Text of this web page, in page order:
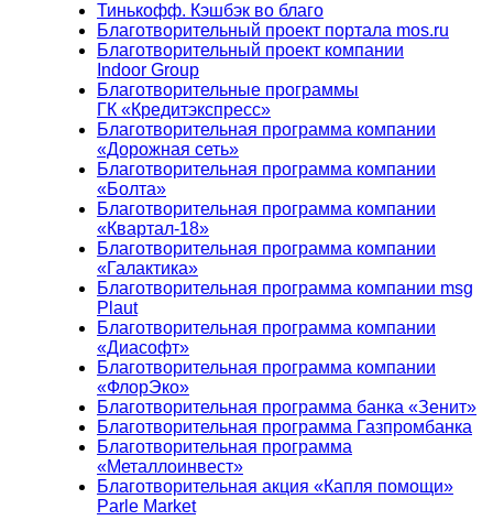
Тинькофф. Кэшбэк во благо
Благотворительный проект портала mos.ru
Благотворительный проект компании
Indoor Group
Благотворительные программы
ГК «Кредитэкспресс»
Благотворительная программа компании
«Дорожная сеть»
Благотворительная программа компании
«Болта»
Благотворительная программа компании
«Квартал-18»
Благотворительная программа компании
«Галактика»
Благотворительная программа компании msg
Plaut
Благотворительная программа компании
«Диасофт»
Благотворительная программа компании
«ФлорЭко»
Благотворительная программа банка «Зенит»
Благотворительная программа Газпромбанка
Благотворительная программа
«Металлоинвест»
Благотворительная акция «Капля помощи»
Parle Market